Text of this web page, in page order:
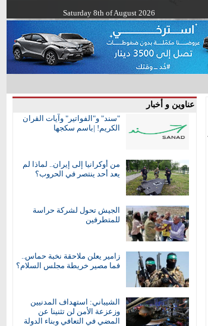
Saturday 8th of August 2026
عناوين و أخبار
"سند" و"الفواتير" وآيات القران
الكريم! |باسم سكجها
من أوكرانيا إلى إيران.. لماذا لم
يعد أحد ينتصر في الحروب؟
الجيش تحول لشركة حراسة
للمتطرفين
زامير يعلن ملاحقة نخبة حماس..
فما مصير خريطة مجلس السلام؟
الشيباني: استهداف المدنيين
وزعزعة الأمن لن تثنينا عن
المضي في التعافي وبناء الدولة